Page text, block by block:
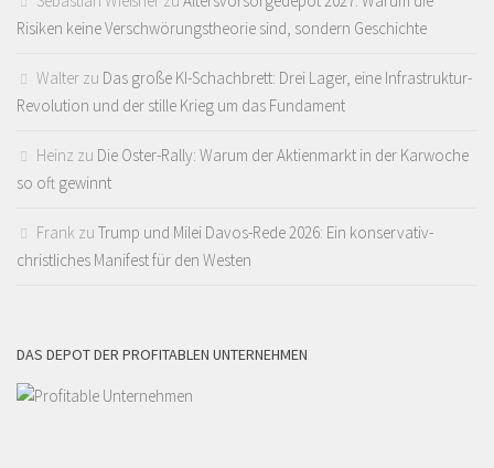
Risiken keine Verschwörungstheorie sind, sondern Geschichte
Walter zu Das große KI-Schachbrett: Drei Lager, eine Infrastruktur-
Revolution und der stille Krieg um das Fundament
Heinz zu Die Oster-Rally: Warum der Aktienmarkt in der Karwoche
so oft gewinnt
Frank zu Trump und Milei Davos-Rede 2026: Ein konservativ-
christliches Manifest für den Westen
DAS DEPOT DER PROFITABLEN UNTERNEHMEN